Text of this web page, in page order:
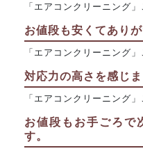
「エアコンクリーニング
お値段も安くてありが
「エアコンクリーニング
対応力の高さを感じま
「エアコンクリーニング
お値段もお手ごろで
す。